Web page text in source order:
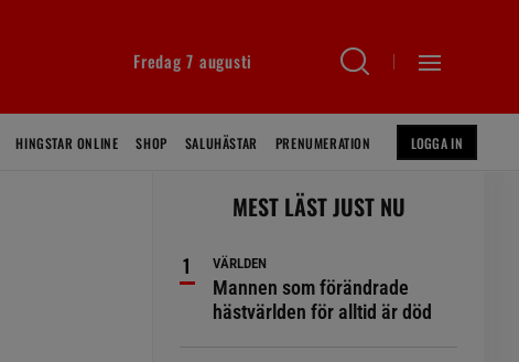
Fredag 7 augusti
HINGSTAR ONLINE SHOP SALUHÄSTAR PRENUMERATION LOGGA IN
MEST LÄST JUST NU
VÄRLDEN
Mannen som förändrade
hästvärlden för alltid är död